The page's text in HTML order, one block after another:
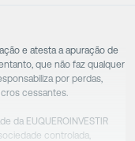
e atesta a apuração de
que não faz qualquer
por perdas,
cessantes.
da EUQUEROINVESTIR
controlada,